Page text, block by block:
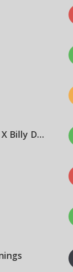
La$$a X Poke X John West X Billy Dans